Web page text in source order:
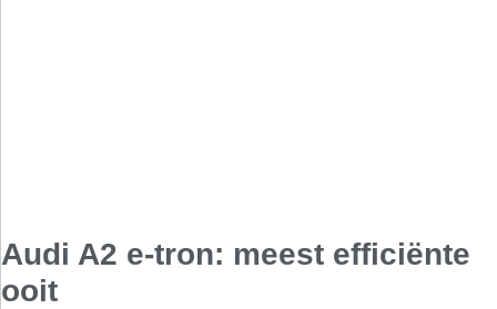
Audi A2 e-tron: meest efficiënte
ooit